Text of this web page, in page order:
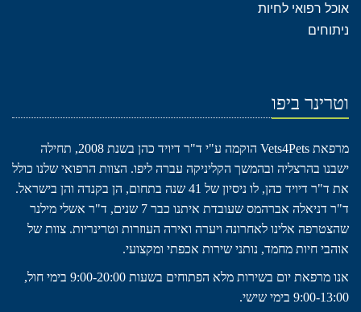
אוכל רפואי לחיות
ניתוחים
וטרינר ביפו
מרפאת Vets4Pets הוקמה ע"י ד"ר דיויד כהן בשנת 2008, תחילה
ישבנו בהרצליה ובהמשך הקליניקה עברה ליפו. הצוות הרפואי שלנו כולל
את ד"ר דיויד כהן, לו ניסיון של 41 שנה בתחום, הן בקנדה והן בישראל.
ד"ר דניאלה אברהמס שעובדת איתנו כבר 7 שנים, ד"ר אשלי מילנר
שהצטרפה אלינו לאחרונה ויערה ואירה העוזרות וטרינריות. צוות של
אוהבי חיות מחמד, נותני שירות אכפתי ומקצועי.
אנו מרפאת יום בשירות מלא הפתוחים בשעות 9:00-20:00 בימי חול,
9:00-13:00 בימי שישי.